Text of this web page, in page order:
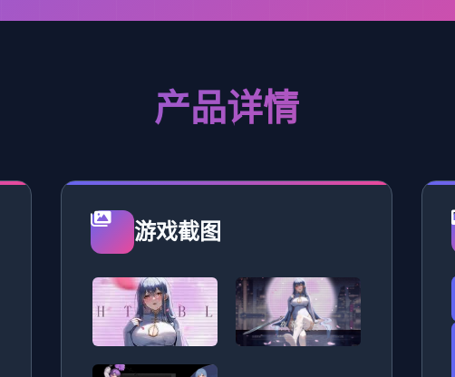
产品详情
游戏截图